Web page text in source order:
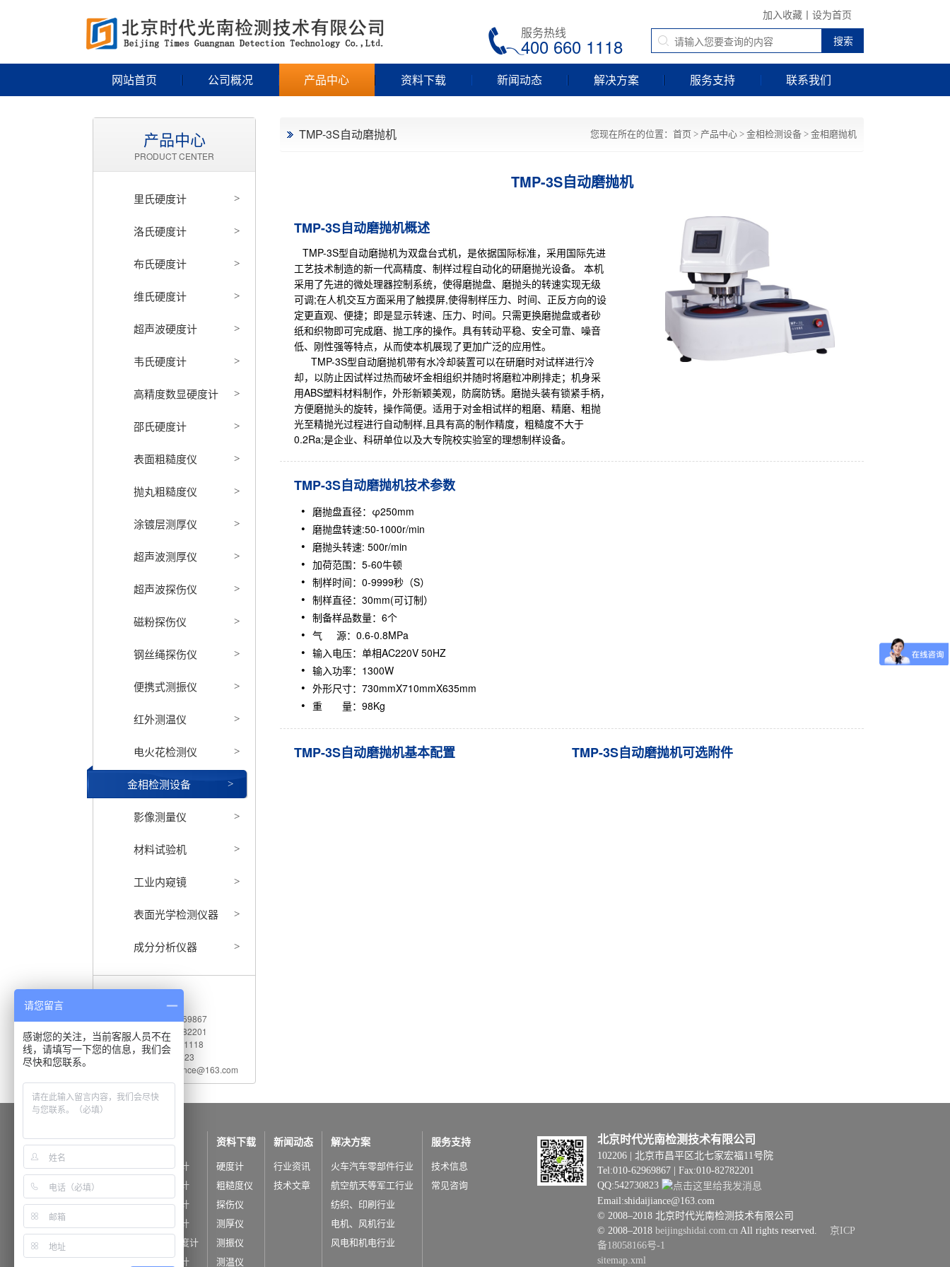
加入收藏 丨 设为首页
服务热线
400 660 1118
网站首页 公司概况 产品中心 资料下载 新闻动态 解决方案 服务支持 联系我们
TMP-3S自动磨抛机 您现在所在的位置： 首页 > 产品中心 > 金相检测设备 > 金相磨抛机
TMP-3S自动磨抛机
TMP-3S自动磨抛机概述
TMP-3S型自动磨抛机为双盘台式机，是依据国际标准，采用国际先进
工艺技术制造的新一代高精度、制样过程自动化的研磨抛光设备。 本机
采用了先进的微处理器控制系统，使得磨抛盘、磨抛头的转速实现无级
可调;在人机交互方面采用了触摸屏,使得制样压力、时间、正反方向的设
定更直观、便捷；即是显示转速、压力、时间。只需更换磨抛盘或者砂
纸和织物即可完成磨、抛工序的操作。具有转动平稳、安全可靠、噪音
低、刚性强等特点，从而使本机展现了更加广泛的应用性。
TMP-3S型自动磨抛机带有水冷却装置可以在研磨时对试样进行冷
却，以防止因试样过热而破坏金相组织并随时将磨粒冲刷排走；机身采
用ABS塑料材料制作，外形新颖美观，防腐防锈。磨抛头装有锁紧手柄，
方便磨抛头的旋转，操作简便。适用于对金相试样的粗磨、精磨、粗抛
光至精抛光过程进行自动制样,且具有高的制作精度，粗糙度不大于
0.2Ra;是企业、科研单位以及大专院校实验室的理想制样设备。
TMP-3S自动磨抛机技术参数
磨抛盘直径：φ250mm
磨抛盘转速:50-1000r/min
磨抛头转速: 500r/min
加荷范围：5-60牛顿
制样时间：0-9999秒（S）
制样直径：30mm(可订制）
制备样品数量：6个
气 源：0.6-0.8MPa
输入电压：单相AC220V 50HZ
输入功率：1300W
外形尺寸：730mmX710mmX635mm
重 量：98Kg
TMP-3S自动磨抛机基本配置 TMP-3S自动磨抛机可选附件
产品中心
PRODUCT CENTER
里氏硬度计 >
洛氏硬度计 >
布氏硬度计 >
维氏硬度计 >
超声波硬度计 >
韦氏硬度计 >
高精度数显硬度计 >
邵氏硬度计 >
表面粗糙度仪 >
抛丸粗糙度仪 >
涂镀层测厚仪 >
超声波测厚仪 >
超声波探伤仪 >
磁粉探伤仪 >
钢丝绳探伤仪 >
便携式测振仪 >
红外测温仪 >
电火花检测仪 >
金相检测设备 >
影像测量仪 >
材料试验机 >
工业内窥镜 >
表面光学检测仪器 >
成分分析仪器 >
电 话：010-62969867
传 真：010-82782201
服务热线：400 660 1118
Q Q：542730823
电子邮件：shidaijiance@163.com
公司概况
公司简介
公司荣誉
产品中心
里氏硬度计
洛氏硬度计
布氏硬度计
维氏硬度计
超声波硬度计
韦氏硬度计
资料下载
硬度计
粗糙度仪
探伤仪
测厚仪
测振仪
测温仪
新闻动态
行业资讯
技术文章
解决方案
火车汽车零部件行业
航空航天等军工行业
纺织、印刷行业
电机、风机行业
风电和机电行业
服务支持
技术信息
常见咨询
北京时代光南检测技术有限公司
102206 | 北京市昌平区北七家宏福11号院
Tel:010-62969867 | Fax:010-82782201
QQ:542730823
Email:shidaijiance@163.com
© 2008–2018 北京时代光南检测技术有限公司
© 2008–2018 beijingshidai.com.cn All rights reserved. 京ICP
备18058166号-1
sitemap.xml
请您留言
感谢您的关注，当前客服人员不在
线，请填写一下您的信息，我们会
尽快和您联系。